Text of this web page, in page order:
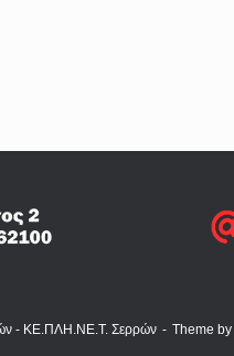
- ΚΕ.ΠΛΗ.ΝΕ.Τ. Σερρών Theme by